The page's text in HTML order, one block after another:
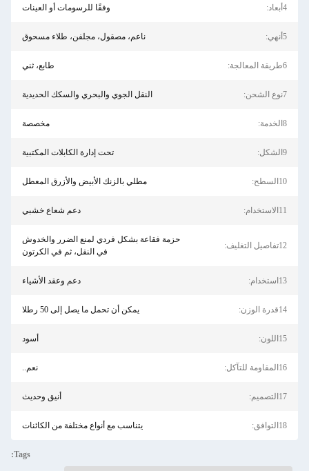
4أبعاد: وفقًا للرسومات أو العينات
5أنهي: ناعم، مصقول، مجلفن، طلاء مسحوق
6طريقة المعالجة: طابع، ثني
7نوع الشحن: النقل الجوي والبحري والسكك الحديدية
8الخدمة: مخصصة
9الشكل: تحت إدارة الكابلات المكتبية
10السطح: مطلي بالزنك الأبيض والأزرق المعطل
11الاستخدام: دعم شعاع خشبي
12تفاصيل التغليف:
حزمة فقاعة بشكل فردي لمنع الضرر والخدوش
في النقل، ثم في الكرتون
13استخدام: دعم وعقد الأشياء
14قدرة الوزن: يمكن أن تحمل ما يصل إلى 50 رطلا
15اللون: أسود
16المقاومة للتآكل: نعم..
17التصميم: أنيق وحديث
18التوافق: يتناسب مع أنواع مختلفة من الكائنات
Tags: